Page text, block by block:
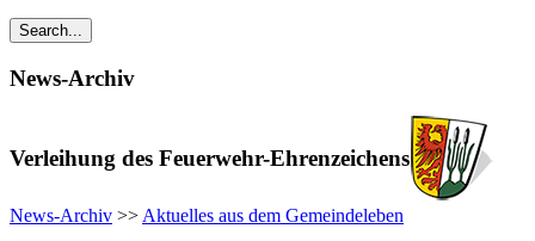
News-Archiv
Verleihung des Feuerwehr-Ehrenzeichens
News-Archiv >> Aktuelles aus dem Gemeindeleben